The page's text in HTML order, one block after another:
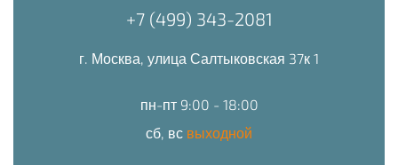
+7 (499) 343-2081
г. Москва, улица Салтыковская 37к 1
пн-пт 9:00 - 18:00
сб, вс выходной